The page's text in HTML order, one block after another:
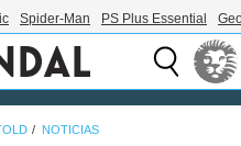
Spider-Man PS Plus Essential
NOTICIAS